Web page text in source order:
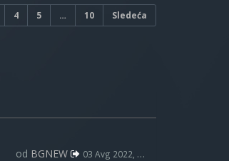
4 5 … 10 Sledeća
od BGNEW 03 Avg 2022, 09:59